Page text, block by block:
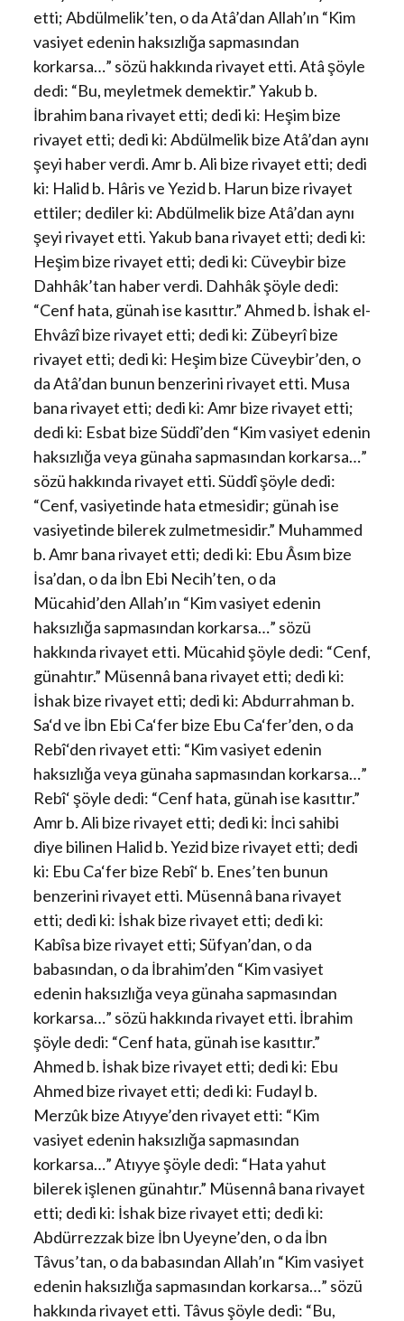
etti; Abdülmelik’ten, o da Atâ’dan Allah’ın “Kim
vasiyet edenin haksızlığa sapmasından
korkarsa…” sözü hakkında rivayet etti. Atâ şöyle
dedi: “Bu, meyletmek demektir.” Yakub b.
İbrahim bana rivayet etti; dedi ki: Heşim bize
rivayet etti; dedi ki: Abdülmelik bize Atâ’dan aynı
şeyi haber verdi. Amr b. Ali bize rivayet etti; dedi
ki: Halid b. Hâris ve Yezid b. Harun bize rivayet
ettiler; dediler ki: Abdülmelik bize Atâ’dan aynı
şeyi rivayet etti. Yakub bana rivayet etti; dedi ki:
Heşim bize rivayet etti; dedi ki: Cüveybir bize
Dahhâk’tan haber verdi. Dahhâk şöyle dedi:
“Cenf hata, günah ise kasıttır.” Ahmed b. İshak el-
Ehvâzî bize rivayet etti; dedi ki: Zübeyrî bize
rivayet etti; dedi ki: Heşim bize Cüveybir’den, o
da Atâ’dan bunun benzerini rivayet etti. Musa
bana rivayet etti; dedi ki: Amr bize rivayet etti;
dedi ki: Esbat bize Süddî’den “Kim vasiyet edenin
haksızlığa veya günaha sapmasından korkarsa…”
sözü hakkında rivayet etti. Süddî şöyle dedi:
“Cenf, vasiyetinde hata etmesidir; günah ise
vasiyetinde bilerek zulmetmesidir.” Muhammed
b. Amr bana rivayet etti; dedi ki: Ebu Âsım bize
İsa’dan, o da İbn Ebi Necih’ten, o da
Mücahid’den Allah’ın “Kim vasiyet edenin
haksızlığa sapmasından korkarsa…” sözü
hakkında rivayet etti. Mücahid şöyle dedi: “Cenf,
günahtır.” Müsennâ bana rivayet etti; dedi ki:
İshak bize rivayet etti; dedi ki: Abdurrahman b.
Sa‘d ve İbn Ebi Ca‘fer bize Ebu Ca‘fer’den, o da
Rebî‘den rivayet etti: “Kim vasiyet edenin
haksızlığa veya günaha sapmasından korkarsa…”
Rebî‘ şöyle dedi: “Cenf hata, günah ise kasıttır.”
Amr b. Ali bize rivayet etti; dedi ki: İnci sahibi
diye bilinen Halid b. Yezid bize rivayet etti; dedi
ki: Ebu Ca‘fer bize Rebî‘ b. Enes’ten bunun
benzerini rivayet etti. Müsennâ bana rivayet
etti; dedi ki: İshak bize rivayet etti; dedi ki:
Kabîsa bize rivayet etti; Süfyan’dan, o da
babasından, o da İbrahim’den “Kim vasiyet
edenin haksızlığa veya günaha sapmasından
korkarsa…” sözü hakkında rivayet etti. İbrahim
şöyle dedi: “Cenf hata, günah ise kasıttır.”
Ahmed b. İshak bize rivayet etti; dedi ki: Ebu
Ahmed bize rivayet etti; dedi ki: Fudayl b.
Merzûk bize Atıyye’den rivayet etti: “Kim
vasiyet edenin haksızlığa sapmasından
korkarsa…” Atıyye şöyle dedi: “Hata yahut
bilerek işlenen günahtır.” Müsennâ bana rivayet
etti; dedi ki: İshak bize rivayet etti; dedi ki:
Abdürrezzak bize İbn Uyeyne’den, o da İbn
Tâvus’tan, o da babasından Allah’ın “Kim vasiyet
edenin haksızlığa sapmasından korkarsa…” sözü
hakkında rivayet etti. Tâvus şöyle dedi: “Bu,